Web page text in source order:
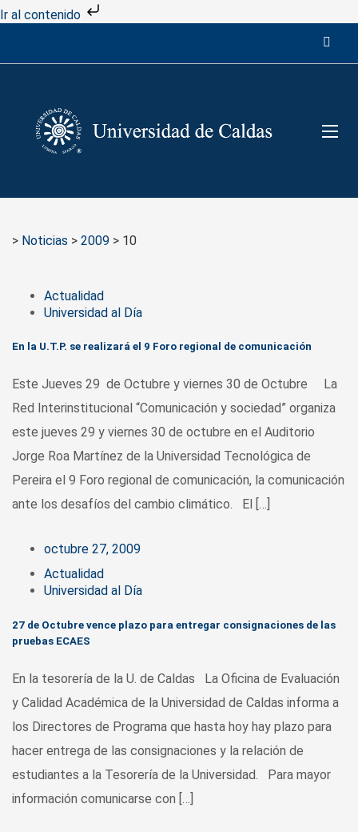
Ir al contenido
> Noticias > 2009 > 10
Actualidad
Universidad al Día
En la U.T.P. se realizará el 9 Foro regional de comunicación
Este Jueves 29 de Octubre y viernes 30 de Octubre La
Red Interinstitucional “Comunicación y sociedad” organiza
este jueves 29 y viernes 30 de octubre en el Auditorio
Jorge Roa Martínez de la Universidad Tecnológica de
Pereira el 9 Foro regional de comunicación, la comunicación
ante los desafíos del cambio climático. El […]
octubre 27, 2009
Actualidad
Universidad al Día
27 de Octubre vence plazo para entregar consignaciones de las
pruebas ECAES
En la tesorería de la U. de Caldas La Oficina de Evaluación
y Calidad Académica de la Universidad de Caldas informa a
los Directores de Programa que hasta hoy hay plazo para
hacer entrega de las consignaciones y la relación de
estudiantes a la Tesorería de la Universidad. Para mayor
información comunicarse con […]